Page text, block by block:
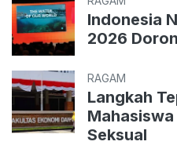
Indonesia
2026
RAGAM
Langkah
Seksual